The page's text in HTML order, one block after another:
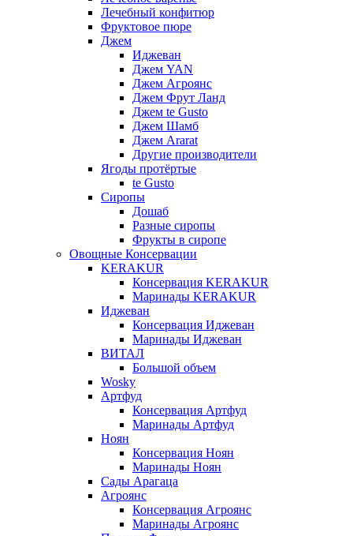
Лечебный конфитюр
Фруктовое пюре
Джем
Иджеван
Джем YAN
Джем Агроянс
Джем Фрут Ланд
Джем te Gusto
Джем Шамб
Джем Ararat
Другие производители
Ягоды протёртые
te Gusto
Сиропы
Дошаб
Разные сиропы
Фрукты в сиропе
Овощные Консервации
KERAKUR
Консервация KERAKUR
Маринады KERAKUR
Иджеван
Консервация Иджеван
Маринады Иджеван
ВИТАЛ
Большой объем
Wosky
Артфуд
Консервация Артфуд
Маринады Артфуд
Ноян
Консервация Ноян
Маринады Ноян
Сады Арагаца
Агроянс
Консервация Агроянс
Маринады Агроянс